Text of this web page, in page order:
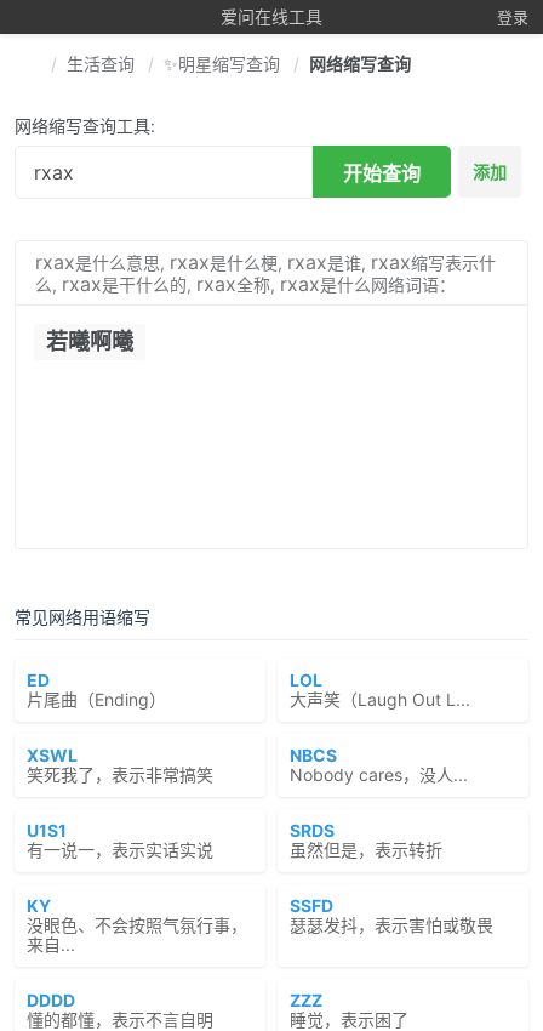
爱问在线工具 登录
生活查询 ✨明星缩写查询 网络缩写查询
网络缩写查询工具:
开始查询 添加
rxax是什么意思, rxax是什么梗, rxax是谁, rxax缩写表示什
么, rxax是干什么的, rxax全称, rxax是什么网络词语：
若曦啊曦
常见网络用语缩写
ED
片尾曲（Ending）
LOL
大声笑（Laugh Out L...
XSWL
笑死我了，表示非常搞笑
NBCS
Nobody cares，没人...
U1S1
有一说一，表示实话实说
SRDS
虽然但是，表示转折
KY
没眼色、不会按照气氛行事，
来自...
SSFD
瑟瑟发抖，表示害怕或敬畏
DDDD
懂的都懂，表示不言自明
ZZZ
睡觉，表示困了